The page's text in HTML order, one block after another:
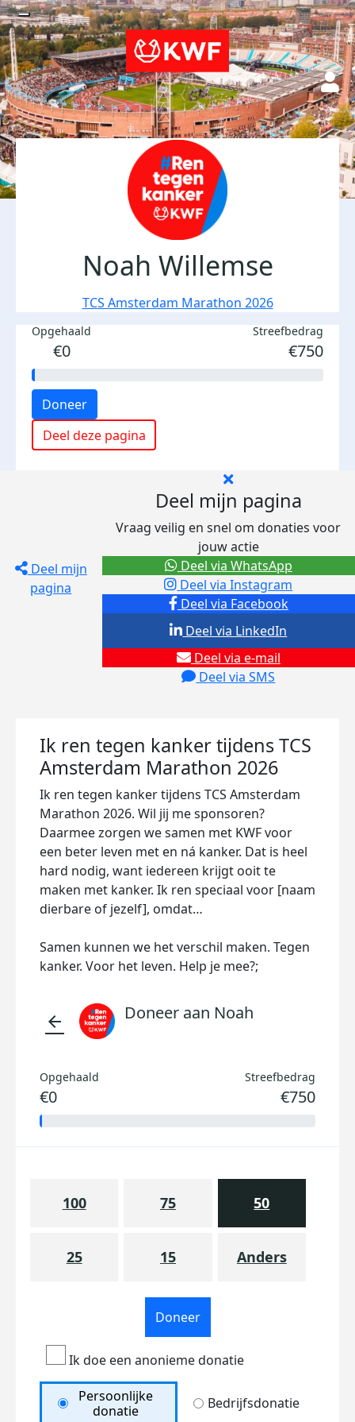
Noah Willemse
TCS Amsterdam Marathon 2026
Opgehaald
€0
Streefbedrag
€750
Doneer
Deel deze pagina
Deel mijn
pagina
Deel mijn pagina
Vraag veilig en snel om donaties voor
jouw actie
Deel via Facebook
Deel via Instagram
Deel via e-mail
Deel via SMS
Deel via LinkedIn
Deel via WhatsApp
Ik ren tegen kanker tijdens TCS
Amsterdam Marathon 2026
Ik ren tegen kanker tijdens TCS Amsterdam
Marathon 2026. Wil jij me sponsoren?
Daarmee zorgen we samen met KWF voor
een beter leven met en ná kanker. Dat is heel
hard nodig, want iedereen krijgt ooit te
maken met kanker. Ik ren speciaal voor [naam
dierbare of jezelf], omdat…
Samen kunnen we het verschil maken. Tegen
kanker. Voor het leven. Help je mee?;
arrow_back Doneer aan Noah
Opgehaald
€0
Streefbedrag
€750
100 75 50
25 15 Anders
Doneer
Ik doe een anonieme donatie
Persoonlijke
donatie
Bedrijfsdonatie